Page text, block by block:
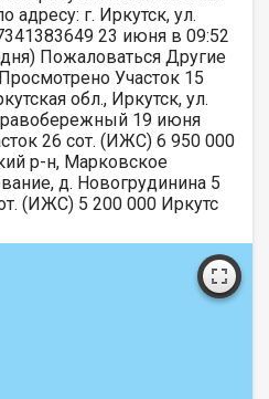
г. Иркутск, ул.
23 июня в 09:52
Пожаловаться Другие
Участок 15
обл., Иркутск, ул.
19 июня
26 сот. (ИЖС) 6 950 000
р-н, Марковское
д. Новогрудинина 5
(ИЖС) 5 200 000 Иркутс